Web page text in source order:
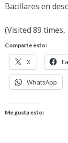
Bacillares en
(Visited 89
Comparte esto:
X
WhatsApp
Me gusta esto: